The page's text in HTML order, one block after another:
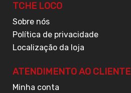
TCHE LOCO
Sobre nós
Política de privacidade
Localização da loja
ATENDIMENTO AO CLIENTE
Minha conta